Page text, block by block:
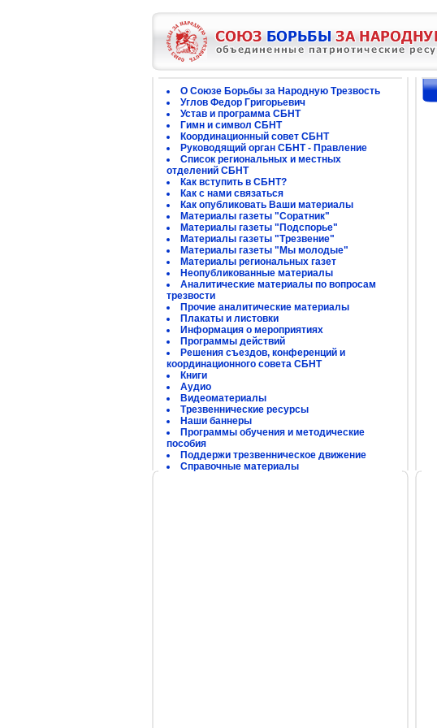
О Союзе Борьбы за Народную Трезвость
Углов Федор Григорьевич
Устав и программа СБНТ
Гимн и символ СБНТ
Координационный совет СБНТ
Руководящий орган СБНТ - Правление
Список региональных и местных
отделений СБНТ
Как вступить в СБНТ?
Как с нами связаться
Как опубликовать Ваши материалы
Материалы газеты "Соратник"
Материалы газеты "Подспорье"
Материалы газеты "Трезвение"
Материалы газеты "Мы молодые"
Материалы региональных газет
Неопубликованные материалы
Аналитические материалы по вопросам
трезвости
Прочие аналитические материалы
Плакаты и листовки
Информация о мероприятиях
Программы действий
Решения съездов, конференций и
координационного совета СБНТ
Книги
Аудио
Видеоматериалы
Трезвеннические ресурсы
Наши баннеры
Программы обучения и методические
пособия
Поддержи трезвенническое движение
Справочные материалы